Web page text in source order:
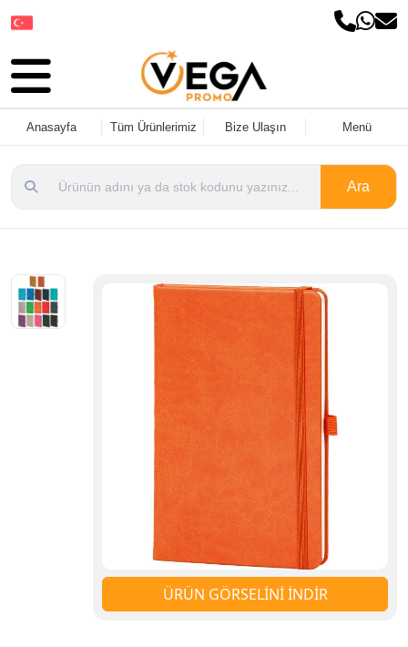
Anasayfa Tüm Ürünlerimiz Bize Ulaşın Menü
Ara
ÜRÜN GÖRSELİNİ İNDİR